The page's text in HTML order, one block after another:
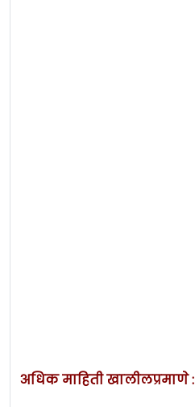
अधिक माहिती खालीलप्रमाणे :